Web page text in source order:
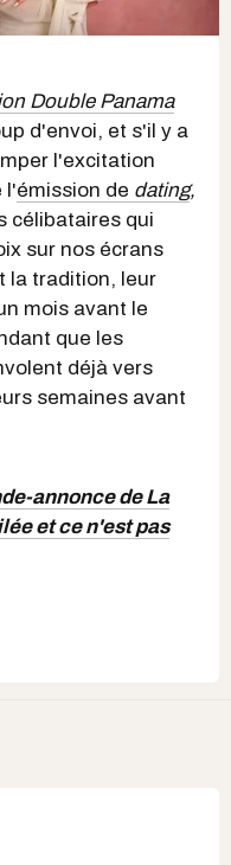
Double Panama
d'envoi, et s'il y a
l'excitation
l'émission de dating,
célibataires qui
sur nos écrans
la tradition, leur
mois avant le
que les
déjà vers
semaines avant
annonce de La
et ce n'est pas